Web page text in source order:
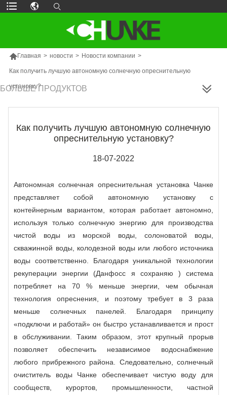
Главная > новости > Новости компании >
Как получить лучшую автономную солнечную опреснительную
установку?
БОЛЬШЕ ПРОДУКТОВ
Как получить лучшую автономную солнечную
опреснительную установку?
18-07-2022
Автономная солнечная опреснительная установка Чанке
представляет собой автономную установку с
контейнерным вариантом, которая работает автономно,
используя только солнечную энергию для производства
чистой воды из морской воды, солоноватой воды,
скважинной воды, колодезной воды или любого источника
воды соответственно. Благодаря уникальной технологии
рекуперации энергии (Данфосс я сохраняю ) система
потребляет на 70 % меньше энергии, чем обычная
технология опреснения, и поэтому требует в 3 раза
меньше солнечных панелей. Благодаря принципу
«подключи и работай» он быстро устанавливается и прост
в обслуживании. Таким образом, этот крупный прорыв
позволяет обеспечить независимое водоснабжение
любого прибрежного района. Следовательно, солнечный
очиститель воды Чанке обеспечивает чистую воду для
сообществ, курортов, промышленности, частной